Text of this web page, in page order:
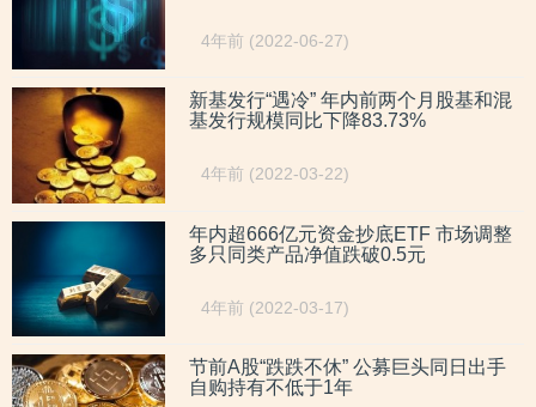
户股东或
与该高校
人员“同名”
4年前 (2022-06-27)
新基发行“遇冷” 年内前两个月股基和混
基发行规模同比下降83.73%
4年前 (2022-03-22)
年内超666亿元资金抄底ETF 市场调整
多只同类产品净值跌破0.5元
4年前 (2022-03-17)
节前A股“跌跌不休” 公募巨头同日出手
自购持有不低于1年